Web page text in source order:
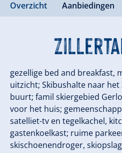
Overzicht Aanbiedingen
gezellige bed and breakfast,
uitzicht; Skibushalte naar
buurt; famil skiergebied
voor het huis;
satelliet-tv en tegelkachel,
gastenkoelkast; ruime
skischoenendroger,